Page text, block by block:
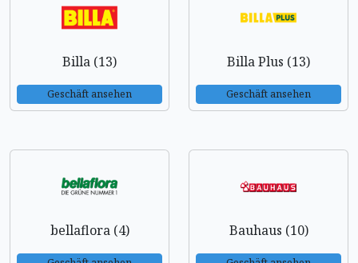
Billa (13)
Geschäft ansehen
Billa Plus (13)
Geschäft ansehen
bellaflora (4) Bauhaus (10)